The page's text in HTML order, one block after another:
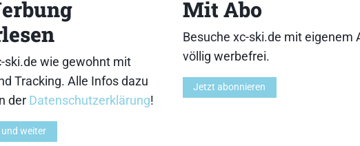
bestätigt werden. Nur drei beziehungsweise fünf Zehntel
Ziel.
dem Gommer Klassiker vom Samstag und dem 30k
Simone Paredi und bei den Frauen Marianne Volken aus
das Ziel auf den unterschiedlichen Distanzen.
ski.de wie gewohnt mit
Tracking. Alle Infos dazu
der Datenschutzerklärung!
weiter
Mit Abo
Besuche xc-ski.de mit eigenem
völlig werbefrei.
Jetzt abonnieren